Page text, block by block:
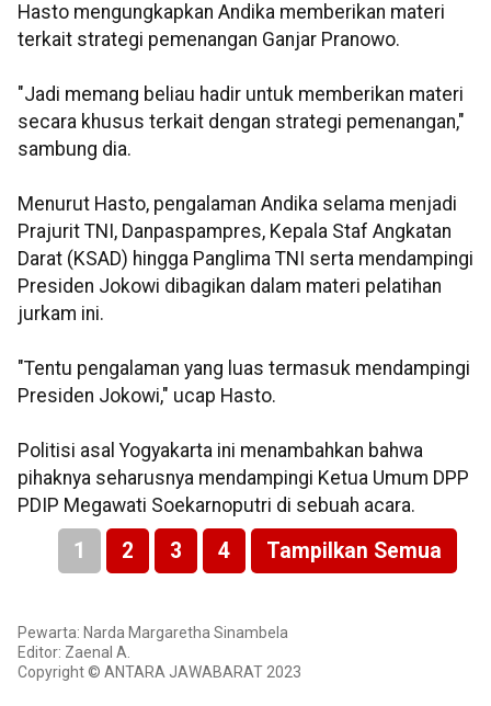
Hasto mengungkapkan Andika memberikan materi
terkait strategi pemenangan Ganjar Pranowo.
"Jadi memang beliau hadir untuk memberikan materi
secara khusus terkait dengan strategi pemenangan,"
sambung dia.
Menurut Hasto, pengalaman Andika selama menjadi
Prajurit TNI, Danpaspampres, Kepala Staf Angkatan
Darat (KSAD) hingga Panglima TNI serta mendampingi
Presiden Jokowi dibagikan dalam materi pelatihan
jurkam ini.
"Tentu pengalaman yang luas termasuk mendampingi
Presiden Jokowi," ucap Hasto.
Politisi asal Yogyakarta ini menambahkan bahwa
pihaknya seharusnya mendampingi Ketua Umum DPP
PDIP Megawati Soekarnoputri di sebuah acara.
1 2 3 4 Tampilkan Semua
Pewarta: Narda Margaretha Sinambela
Editor: Zaenal A.
Copyright © ANTARA JAWABARAT 2023